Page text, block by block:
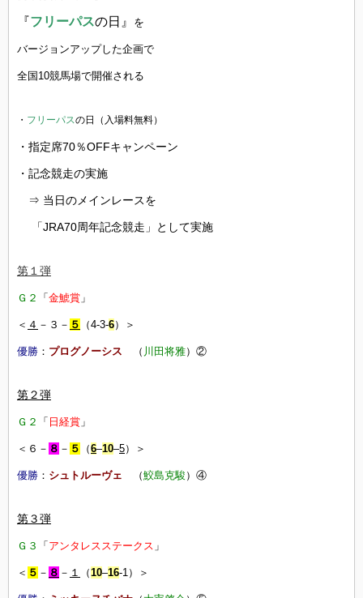
『フリーパスの日 』 を
バージョンアップした企画で
全国10競馬場で開催される
・ フリーパスの日（入場料無料）
・ 指定席70％OFFキャンペーン
・記念競走の実施
⇒ 当日のメインレースを
「JRA70周年記念競走」として実施
第１弾
Ｇ２ 「 金鯱賞 」
＜ ４ －３－ ５ （4-3-6）＞
優勝 ： プログノーシス （ 川田将雅）②
第２弾
Ｇ２ 「 日経賞 」
＜６－ ８ － ５ （6–10–5）＞
優勝 ： シュトルーヴェ （鮫島克駿 ）④
第３弾
Ｇ３ 「 アンタレスステークス 」
＜ ５ － ８ － １ （10–16-1）＞